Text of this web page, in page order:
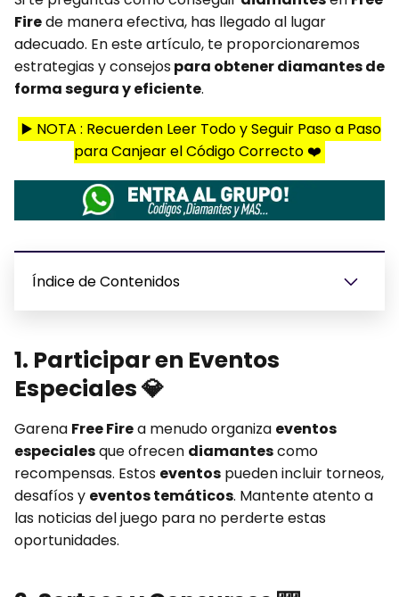
Firede manera efectiva, has llegado al lugar
adecuado. En este artículo, te proporcionaremos
estrategias y consejospara obtener diamantes de
forma segura y eficiente.
▶️ NOTA : Recuerden Leer Todo y Seguir Paso a Paso
para Canjear el Código Correcto ❤️
Índice de Contenidos
1. Participar en Eventos
Especiales💎
Garena Free Firea menudo organiza eventos
especialesque ofrecen diamantescomo
recompensas. Estos eventos pueden incluir torneos,
desafíos y eventos temáticos. Mantente atento a
las noticias del juego para no perderte estas
oportunidades.